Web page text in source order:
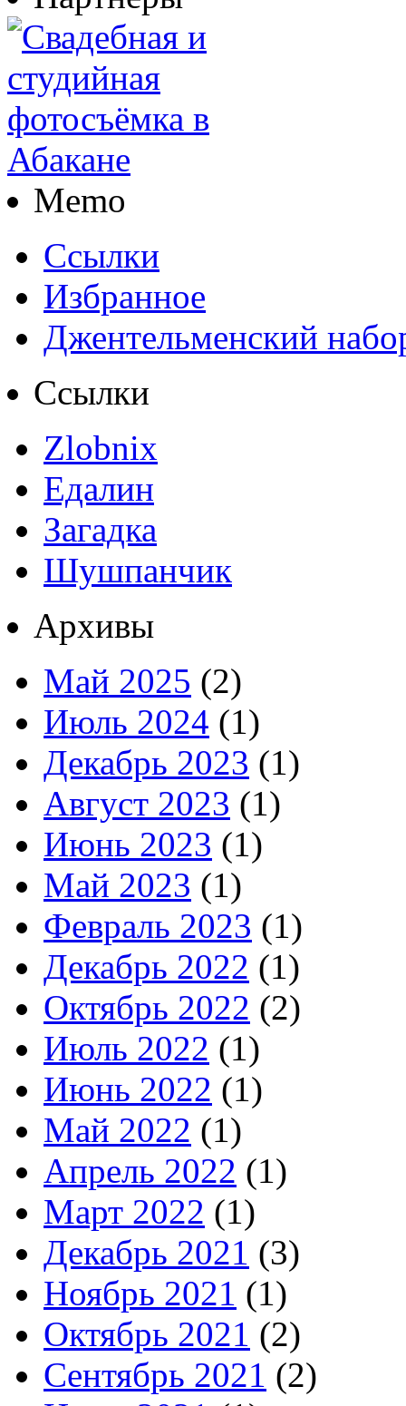
Memo
Ссылки
Избранное
Джентельменский
Ссылки
Zlobnix
Едалин
Загадка
Шушпанчик
Архивы
Май 2025 (2)
Июль 2024 (1)
Декабрь 2023 (1)
Август 2023 (1)
Июнь 2023 (1)
Май 2023 (1)
Февраль 2023 (1)
Декабрь 2022 (1)
Октябрь 2022 (2)
Июль 2022 (1)
Июнь 2022 (1)
Май 2022 (1)
Апрель 2022 (1)
Март 2022 (1)
Декабрь 2021 (3)
Ноябрь 2021 (1)
Октябрь 2021 (2)
Сентябрь 2021 (2)